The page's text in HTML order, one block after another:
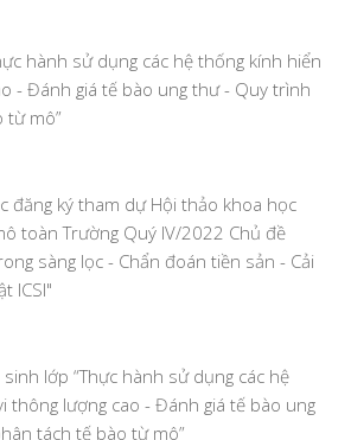
hành sử dụng các hệ thống kính hiển
- Đánh giá tế bào ung thư - Quy trình
từ mô”
đăng ký tham dự Hội thảo khoa học
toàn Trường Quý IV/2022 Chủ đề
sàng lọc - Chẩn đoán tiền sản - Cải
ICSI"
lớp “Thực hành sử dụng các hệ
thông lượng cao - Đánh giá tế bào ung
tách tế bào từ mô”